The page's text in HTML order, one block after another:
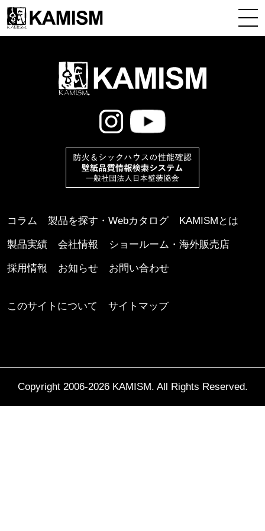
コラム 製品を探す・Webカタログ KAMISMとは
製品実績 会社情報 ショールーム・海外販売店
採用情報 お知らせ お問い合わせ
このサイトについて サイトマップ
Copyright 2006-2026 KAMISM. All Rights Reserved.